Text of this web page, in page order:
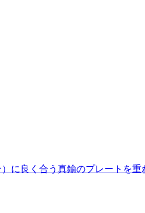
に良く合う真鍮のプレートを重